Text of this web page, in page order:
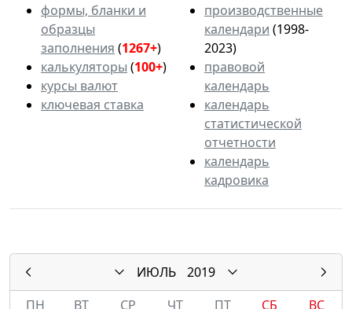
формы, бланки и
образцы
заполнения (1267+)
калькуляторы (100+)
курсы валют
ключевая ставка
производственные
календари (1998-
2023)
правовой
календарь
календарь
статистической
отчетности
календарь
кадровика
ИЮЛЬ
2019
ПН
ВТ СР ЧТ ПТ СБ
ВС